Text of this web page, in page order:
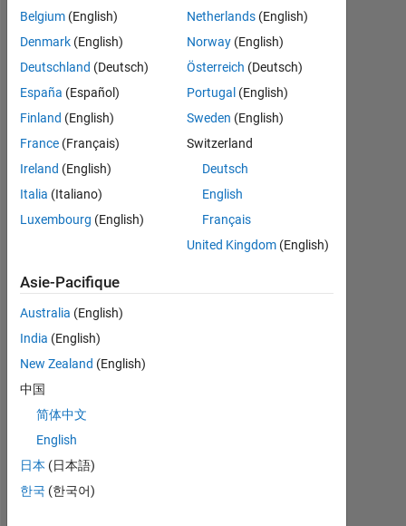
Recommandations
Please
login
to
this
person
in
skill
No
Endorsements
Belgium (English)
Denmark (English)
Deutschland (Deutsch)
España (Español)
Finland (English)
France (Français)
Ireland (English)
Italia (Italiano)
Luxembourg (English)
Netherlands(English)
Norway(English)
Österreich (Deutsch)
Portugal (English)
Sweden (English)
Switzerland
Deutsch
English
Français
United Kingdom(English)
Asie-Pacifique
Australia (English)
India (English)
New Zealand (English)
中国
简体中文
English
日本 (日本語)
한국 (한국어)